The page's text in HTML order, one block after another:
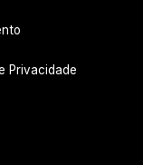
Privacidade